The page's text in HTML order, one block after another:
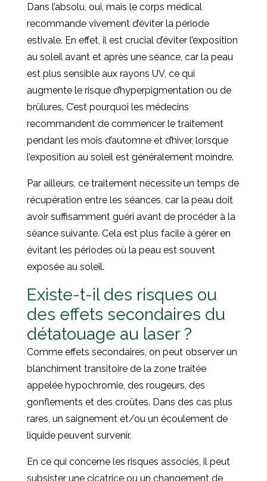
Dans l’absolu, oui, mais le corps médical
recommande vivement d’éviter la période
estivale. En effet, il est crucial d’éviter l’exposition
au soleil avant et après une séance, car la peau
est plus sensible aux rayons UV, ce qui
augmente le risque d’hyperpigmentation ou de
brûlures. C’est pourquoi les médecins
recommandent de commencer le traitement
pendant les mois d’automne et d’hiver, lorsque
l’exposition au soleil est généralement moindre.
Par ailleurs, ce traitement nécessite un temps de
récupération entre les séances, car la peau doit
avoir suffisamment guéri avant de procéder à la
séance suivante. Cela est plus facile à gérer en
évitant les périodes où la peau est souvent
exposée au soleil.
Existe-t-il des risques ou
des effets secondaires du
détatouage au laser ?
Comme effets secondaires, on peut observer un
blanchiment transitoire de la zone traitée
appelée hypochromie, des rougeurs, des
gonflements et des croûtes. Dans des cas plus
rares, un saignement et/ou un écoulement de
liquide peuvent survenir.
En ce qui concerne les risques associés, il peut
subsister une cicatrice ou un changement de